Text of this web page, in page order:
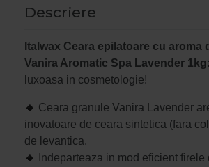
Descriere
Italwax Ceara epilatoare cu aroma
Vanira Aromatic Spa Lavender 1kg
luxoasa in cosmetologie!
🔸 Ceara granule Vanira Lavender
inovatoare de ceara sintetica (fara
de levantica.
🔸
Indeparteaza in mod eficient firele